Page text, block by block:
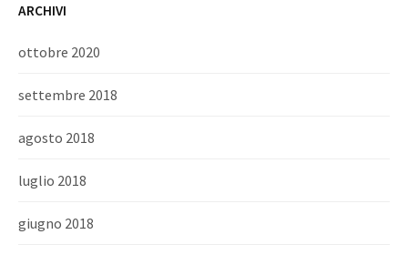
ARCHIVI
ottobre 2020
settembre 2018
agosto 2018
luglio 2018
giugno 2018